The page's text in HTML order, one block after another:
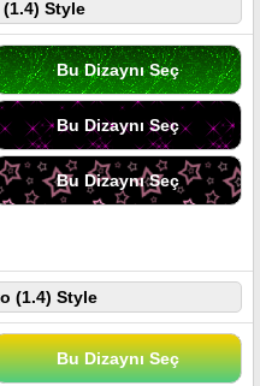
(1.4) Style
Bu Dizaynı Seç
Bu Dizaynı Seç
Bu Dizaynı Seç
(1.4) Style
Bu Dizaynı Seç